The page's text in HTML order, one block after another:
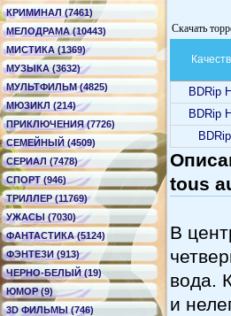
КРИМИНАЛ (7461)
МЕЛОДРАМА (10443)
МИСТИКА (1369)
МУЗЫКА (3632)
МУЛЬТФИЛЬМ (4825)
МЮЗИКЛ (214)
ПРИКЛЮЧЕНИЯ (7726)
СЕМЕЙНЫЙ (4509)
СЕРИАЛ (7478)
СПОРТ (946)
ТРИЛЛЕР (11769)
УЖАСЫ (7030)
ФАНТАСТИКА (5124)
ФЭНТЕЗИ (913)
ЧЕРНО-БЕЛЫЙ (19)
ЮМОР (9)
3D ФИЛЬМЫ (746)
Скачать
BDRip
BDRip
BDRip
tous
В
вода.
и